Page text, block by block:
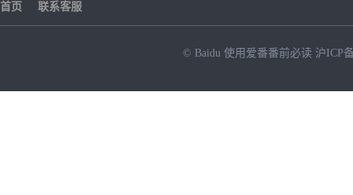
首页 联系客服
© Baidu 使用爱番番前必读 沪ICP